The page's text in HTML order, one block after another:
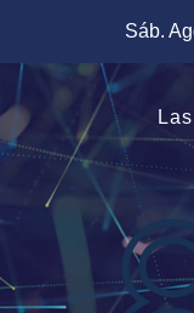
contenido
Sáb.